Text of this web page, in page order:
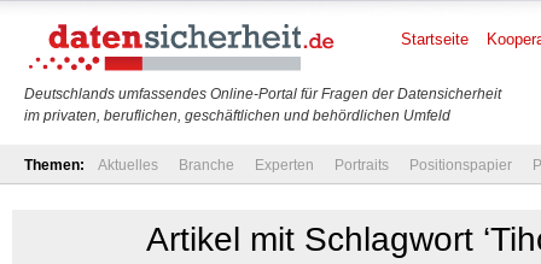
Deutschlands umfassendes Online-Portal für Fragen der Datensicherheit
im privaten, beruflichen, geschäftlichen und behördlichen Umfeld
Startseite
Themen: Aktuelles Branche Experten Portraits Positionspapier
Artikel mit Schlagwort